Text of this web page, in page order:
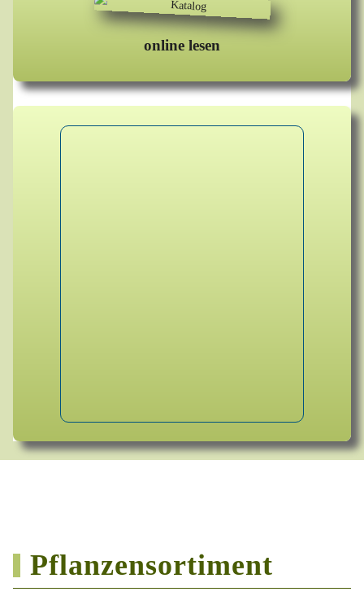
online lesen
Pflanzensortiment